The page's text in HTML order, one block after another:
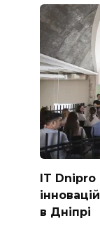
IT
в Дніпрі